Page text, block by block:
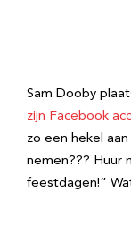
Sam Dooby
zijn Facebook
zo een hekel
nemen??? Huur
feestdagen!”